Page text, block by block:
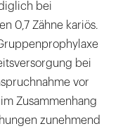
bei
0,7 Zähne kariös.
bei
vor
Zusammenhang
zunehmend